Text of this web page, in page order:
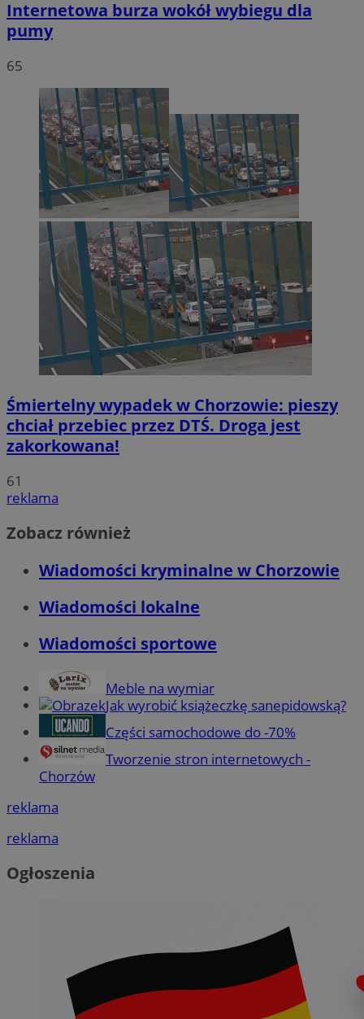
Internetowa burza wokół wybiegu dla
pumy
65
Śmiertelny wypadek w Chorzowie: pieszy
chciał przebiec przez DTŚ. Droga jest
zakorkowana!
61
reklama
Zobacz również
Wiadomości kryminalne w Chorzowie
Wiadomości lokalne
Wiadomości sportowe
Meble na wymiar
Jak wyrobić książeczkę sanepidowską?
Części samochodowe do -70%
Tworzenie stron internetowych -
Chorzów
reklama
reklama
Ogłoszenia